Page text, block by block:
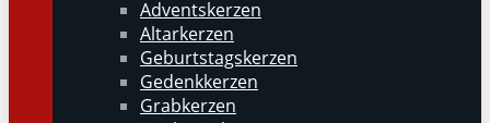
Adventskerzen
Altarkerzen
Geburtstagskerzen
Gedenkkerzen
Grabkerzen